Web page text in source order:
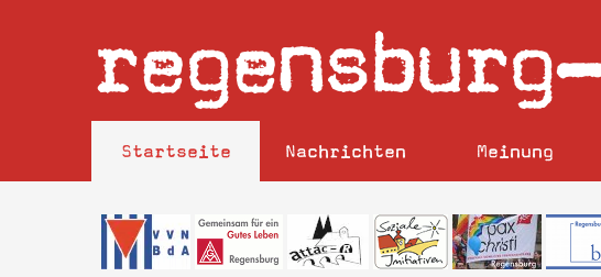
regensburg–
Startseite Nachrichten Meinung